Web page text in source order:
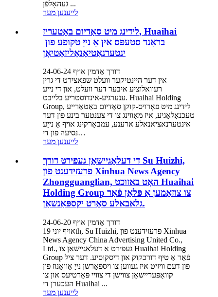
געהאָלפֿן ...
לייענען מער
לידינג מיט סאָדיום באַטעריז, Huaihai
בראַנד סטעפּס אין אַ נייַ טקופע פון ​​
ינטערנאַטיאָנאַליזאַטיאָן
דורך אַדמין אויף 24-06-24
אין דער היינטיקער וועלט שפאצירט די גרין
רעוואלוציע איבער דער וועלט, און די נייע
ענערגיע-אינדוסטריע בלייבט. Huaihai Holding
Group, לידינג מיט פאָרויס-קוקן סאָדיום באַטאַרייע
טעכנאָלאָגיע, איז מאָווינג צו די צענטער בינע פון ​​דער
אינטערנאציאנאלע ארענע, עמבאַרקינג אויף אַ נייַע
נסיעה פון די…
לייענען מער
די דעלאַגיישאַן געפירט דורך Su Huizhi,
פרעזידענט פון Xinhua News Agency
Zhongguanglian, האָט באזוכט Huaihai
Holding Group צו צוזאַמען אַ פּלאַן פֿאַר
גלאבאלע סאָרט יקספּאַנשאַן.
דורך אַדמין אויף 24-06-20
אויף יוני 19th, Su Huizhi, פרעזידענט פון Xinhua
News Agency China Advertising United Co.,
Ltd., געפירט אַ דעלאַגיישאַן צו Huaihai Holding
Group פֿאַר אַ טיף דורכקוק און דיסקוסיע. דער ציל
פון דעם וויזיט איז געווען צו ויספאָרשן נייַ אַוואַנוז פון
קוואַפּעריישאַן צווישן די צוויי פּאַרטיעס און צו
העכערן די Huaihai ...
לייענען מער